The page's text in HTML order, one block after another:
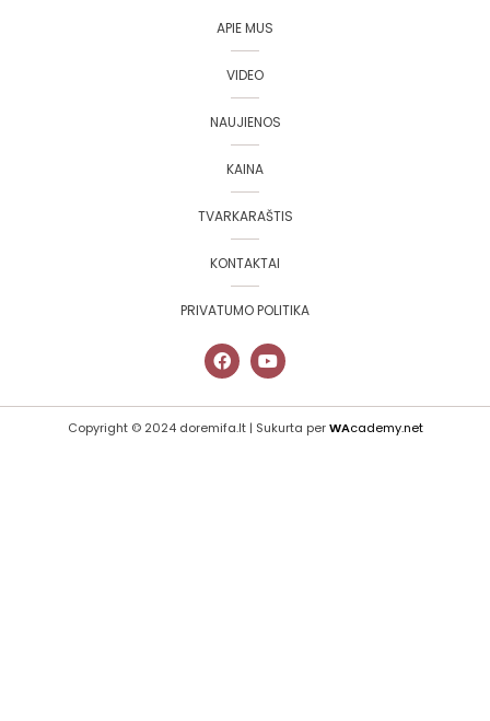
APIE MUS
VIDEO
NAUJIENOS
KAINA
TVARKARAŠTIS
KONTAKTAI
PRIVATUMO POLITIKA
Copyright © 2024 doremifa.lt | Sukurta perWAcademy.net